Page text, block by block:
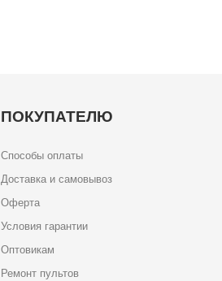
ПОКУПАТЕЛЮ
Способы оплаты
Доставка и самовывоз
Оферта
Условия гарантии
Оптовикам
Ремонт пультов